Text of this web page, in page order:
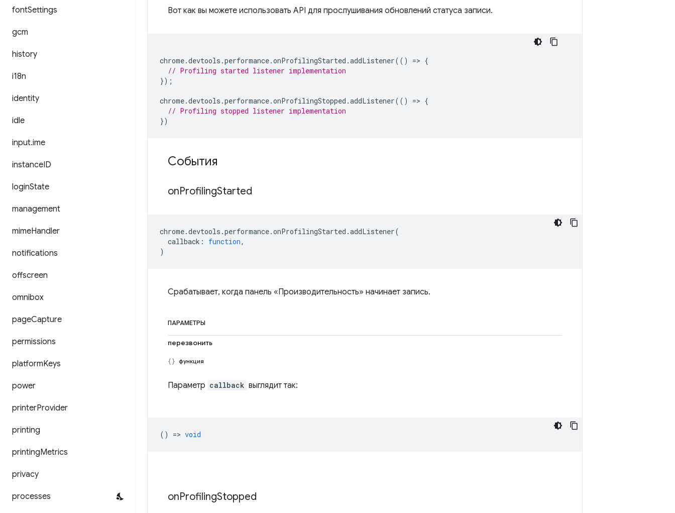
fontSettings
gcm
history
i18n
identity
idle
input.ime
instanceID
loginState
management
mimeHandler
notifications
offscreen
omnibox
pageCapture
permissions
platformKeys
power
printerProvider
printing
printingMetrics
privacy
processes
Вот как вы можете использовать API для прослушивания обновлений статуса записи.
chrome.devtools .performance.onProfilingStarted .addListener(() => {
// Profiling started listener implementation
});
chrome.devtools .performance.onProfilingStopped .addListener(() => {
// Profiling stopped listener implementation
})
События
onProfilingStarted
chrome.devtools .performance.onProfilingStarted .addListener(
callback : function,
)
Срабатывает, когда панель «Производительность» начинает запись.
ПАРАМЕТРЫ
перезвонить
функция
Параметр callback выглядит так:
() => void
onProfilingStopped